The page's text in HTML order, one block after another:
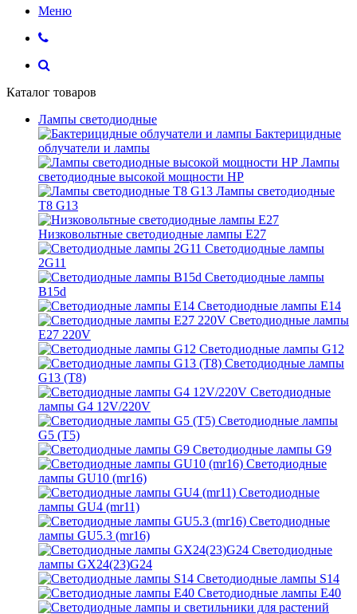
Меню
Каталог товаров
Лампы светодиодные
Бактерицидные
облучатели и лампы
Лампы
светодиодные высокой мощности HP
Лампы светодиодные
Т8 G13
Низковольтные светодиодные лампы E27
Светодиодные лампы
2G11
Светодиодные лампы
B15d
Светодиодные лампы E14
Светодиодные лампы
E27 220V
Светодиодные лампы G12
Светодиодные лампы
G13 (T8)
Светодиодные
лампы G4 12V/220V
Светодиодные лампы
G5 (T5)
Светодиодные лампы G9
Светодиодные
лампы GU10 (mr16)
Светодиодные
лампы GU4 (mr11)
Светодиодные
лампы GU5.3 (mr16)
Светодиодные
лампы GX24(23)G24
Светодиодные лампы S14
Светодиодные лампы Е40